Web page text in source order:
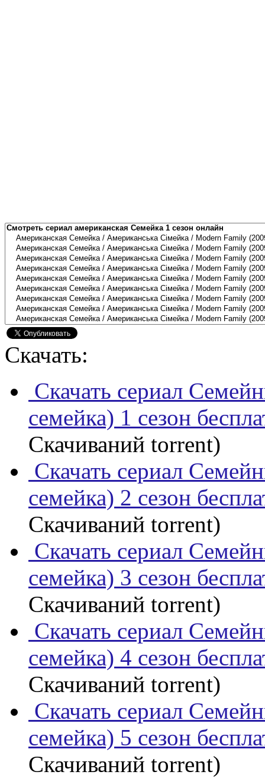
Скачать:
Скачать сериал
семейка) 1 сезон
Скачиваний torrent)
Скачать сериал
семейка) 2 сезон
Скачиваний torrent)
Скачать сериал
семейка) 3 сезон
Скачиваний torrent)
Скачать сериал
семейка) 4 сезон
Скачиваний torrent)
Скачать сериал
семейка) 5 сезон
Скачиваний torrent)